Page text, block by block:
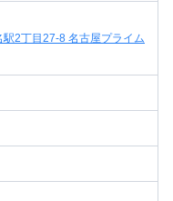
2丁目27-8 名古屋プライム